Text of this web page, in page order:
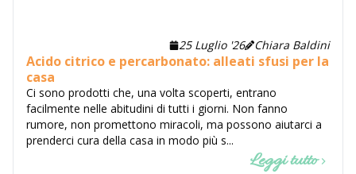
25 Luglio '26 Chiara Baldini
Acido citrico e percarbonato: alleati sfusi per la
casa
Ci sono prodotti che, una volta scoperti, entrano
facilmente nelle abitudini di tutti i giorni. Non fanno
rumore, non promettono miracoli, ma possono aiutarci a
prenderci cura della casa in modo più s...
Leggi tutto